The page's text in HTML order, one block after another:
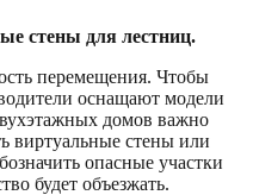
стены для лестниц.
перемещения. Чтобы
оснащают модели
домов важно
виртуальные стены или
опасные участки
будет объезжать.